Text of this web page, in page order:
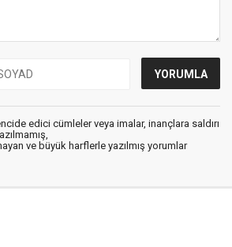
edici cümleler veya imalar, inançlara saldırı
ve büyük harflerle yazılmış yorumlar